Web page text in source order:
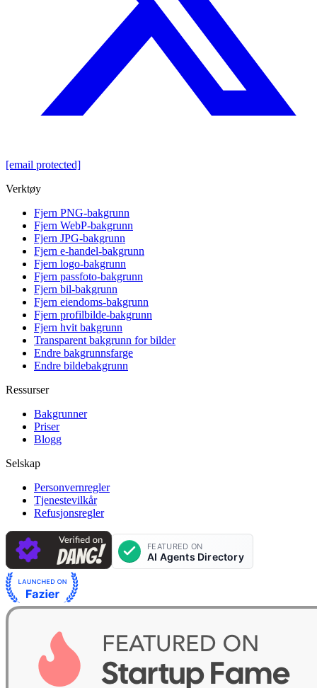
[email protected]
Verktøy
Fjern PNG-bakgrunn
Fjern WebP-bakgrunn
Fjern JPG-bakgrunn
Fjern e-handel-bakgrunn
Fjern logo-bakgrunn
Fjern passfoto-bakgrunn
Fjern bil-bakgrunn
Fjern eiendoms-bakgrunn
Fjern profilbilde-bakgrunn
Fjern hvit bakgrunn
Transparent bakgrunn for bilder
Endre bakgrunnsfarge
Endre bildebakgrunn
Ressurser
Bakgrunner
Priser
Blogg
Selskap
Personvernregler
Tjenestevilkår
Refusjonsregler